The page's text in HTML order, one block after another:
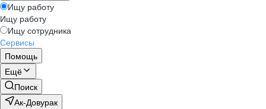
Ищу работу
Ищу работу
Ищу сотрудника
Сервисы
Помощь
Ещё
Поиск
Ак-Довурак